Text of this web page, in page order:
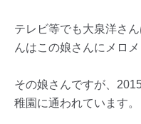
テレビ等でも大泉洋さ
んはこの娘さんにメロ
その娘さんですが、
稚園に通われています。